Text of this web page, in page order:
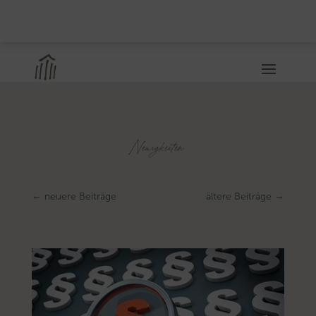
Neuigkeiten
← neuere Beiträge ältere Beiträge →